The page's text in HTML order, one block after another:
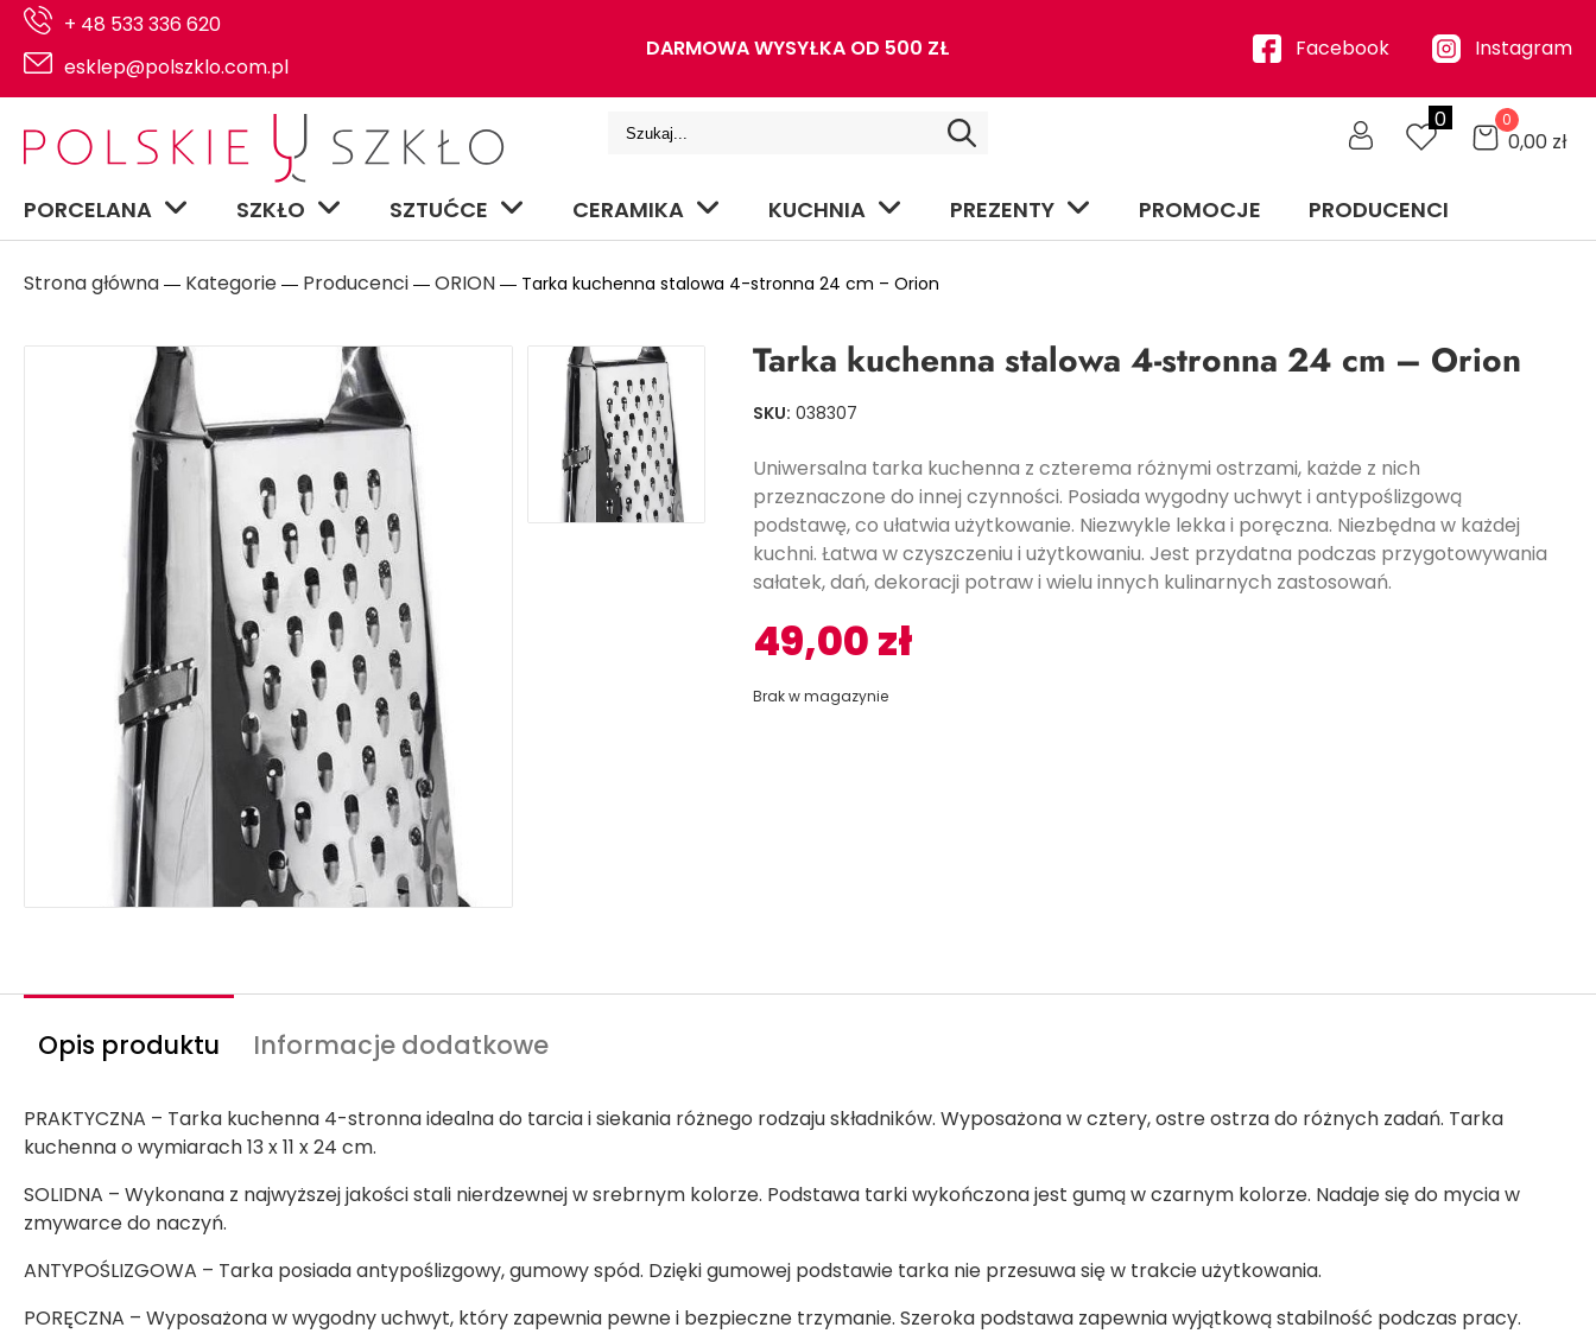
+ 48 533 336 620
esklep@polszklo.com.pl
DARMOWA WYSYŁKA OD 500 ZŁ Facebook Instagram
0 0
0,00 zł
PORCELANA SZKŁO SZTUĆCE CERAMIKA KUCHNIA PREZENTY PROMOCJE PRODUCENCI
Strona główna ― Kategorie ― Producenci ― ORION ― Tarka kuchenna stalowa 4-stronna 24 cm – Orion
Tarka kuchenna stalowa 4-stronna 24 cm – Orion
SKU: 038307
Uniwersalna tarka kuchenna z czterema różnymi ostrzami, każde z nich
przeznaczone do innej czynności. Posiada wygodny uchwyt i antypoślizgową
podstawę, co ułatwia użytkowanie. Niezwykle lekka i poręczna. Niezbędna w każdej
kuchni. Łatwa w czyszczeniu i użytkowaniu. Jest przydatna podczas przygotowywania
sałatek, dań, dekoracji potraw i wielu innych kulinarnych zastosowań.
49,00zł
Brak w magazynie
Opis produktu Informacje dodatkowe
PRAKTYCZNA – Tarka kuchenna 4-stronna idealna do tarcia i siekania różnego rodzaju składników. Wyposażona w cztery, ostre ostrza do różnych zadań. Tarka
kuchenna o wymiarach 13 x 11 x 24 cm.
SOLIDNA – Wykonana z najwyższej jakości stali nierdzewnej w srebrnym kolorze. Podstawa tarki wykończona jest gumą w czarnym kolorze. Nadaje się do mycia w
zmywarce do naczyń.
ANTYPOŚLIZGOWA – Tarka posiada antypoślizgowy, gumowy spód. Dzięki gumowej podstawie tarka nie przesuwa się w trakcie użytkowania.
PORĘCZNA – Wyposażona w wygodny uchwyt, który zapewnia pewne i bezpieczne trzymanie. Szeroka podstawa zapewnia wyjątkową stabilność podczas pracy.